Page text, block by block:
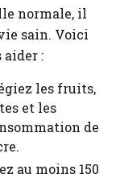
normale, il
sain. Voici
aider :
les fruits,
et les
de
au moins 150